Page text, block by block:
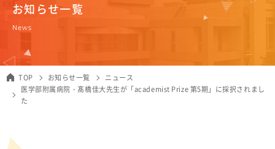
組織・体制
企画・研究支援部門（URA）について
産学官連携推進部門について
科研費
お知らせ一覧
News
TOP お知らせ一覧
ニュース
医学部附属病院・髙橋佳大先生が「academist Prize 第5期」に採択されまし
た